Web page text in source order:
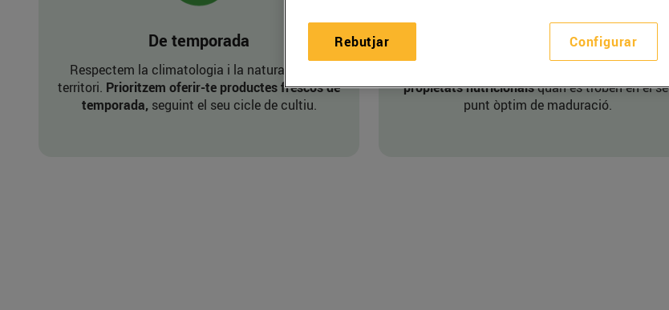
De temporada
Respectem la climatologia i la naturalesa del
territori. Prioritzem oferir-te productes frescos de
temporada, seguint el seu cicle de cultiu.
De qualitat
propietats nutricionalsquan es troben en el
punt òptim de maduració.
Configurar
Rebutjar